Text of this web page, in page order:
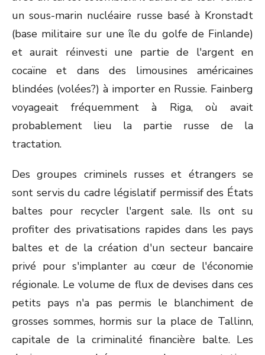
un sous-marin nucléaire russe basé à Kronstadt
(base militaire sur une île du golfe de Finlande)
et aurait réinvesti une partie de l'argent en
cocaïne et dans des limousines américaines
blindées (volées?) à importer en Russie. Fainberg
voyageait fréquemment à Riga, où avait
probablement lieu la partie russe de la
tractation.
Des groupes criminels russes et étrangers se
sont servis du cadre législatif permissif des États
baltes pour recycler l'argent sale. Ils ont su
profiter des privatisations rapides dans les pays
baltes et de la création d'un secteur bancaire
privé pour s'implanter au cœur de l'économie
régionale. Le volume de flux de devises dans ces
petits pays n'a pas permis le blanchiment de
grosses sommes, hormis sur la place de Tallinn,
capitale de la criminalité financière balte. Les